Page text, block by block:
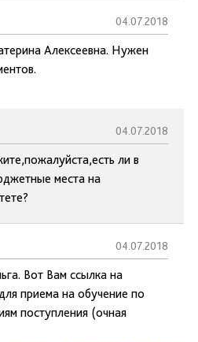
04.07.2018
Алексеевна. Нужен
04.07.2018
ли в
места на
04.07.2018
Вот Вам ссылка на
приема на обучение по
поступления (очная